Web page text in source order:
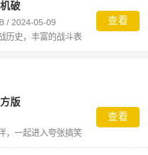
破
/ 2024-05-09
历史，丰富的战斗表
查看
版
，一起进入夸张搞笑
查看